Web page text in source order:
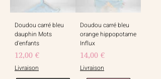
Doudou carré bleu
dauphin Mots
d'enfants
Prix
12,00 €
Livraison
Doudou carré bleu
orange hippopotame
Influx
Prix
14,00 €
Livraison